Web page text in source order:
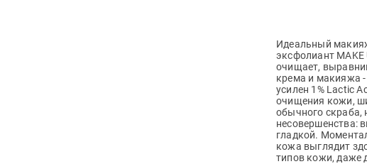
Идеальный
эксфолиант MAKE
очищает,
крема и макияжа
усилен 1% Lactic
очищения кожи,
обычного скраба,
несовершенства:
гладкой.
кожа выглядит
типов кожи, даже